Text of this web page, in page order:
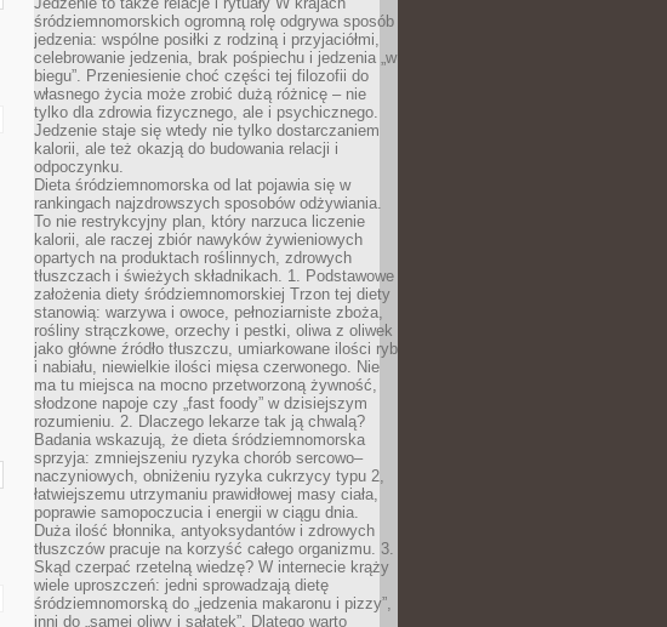
śródziemnomorskich ogromną rolę odgrywa sposób
jedzenia: wspólne posiłki z rodziną i przyjaciółmi,
celebrowanie jedzenia, brak pośpiechu i jedzenia „w
biegu”. Przeniesienie choć części tej filozofii do
własnego życia może zrobić dużą różnicę – nie
tylko dla zdrowia fizycznego, ale i psychicznego.
Jedzenie staje się wtedy nie tylko dostarczaniem
kalorii, ale też okazją do budowania relacji i
odpoczynku.
Dieta śródziemnomorska od lat pojawia się w
rankingach najzdrowszych sposobów odżywiania.
To nie restrykcyjny plan, który narzuca liczenie
kalorii, ale raczej zbiór nawyków żywieniowych
opartych na produktach roślinnych, zdrowych
tłuszczach i świeżych składnikach. 1. Podstawowe
założenia diety śródziemnomorskiej Trzon tej diety
stanowią: warzywa i owoce, pełnoziarniste zboża,
rośliny strączkowe, orzechy i pestki, oliwa z oliwek
jako główne źródło tłuszczu, umiarkowane ilości ryb
i nabiału, niewielkie ilości mięsa czerwonego. Nie
ma tu miejsca na mocno przetworzoną żywność,
słodzone napoje czy „fast foody” w dzisiejszym
rozumieniu. 2. Dlaczego lekarze tak ją chwalą?
Badania wskazują, że dieta śródziemnomorska
sprzyja: zmniejszeniu ryzyka chorób sercowo–
naczyniowych, obniżeniu ryzyka cukrzycy typu 2,
łatwiejszemu utrzymaniu prawidłowej masy ciała,
poprawie samopoczucia i energii w ciągu dnia.
Duża ilość błonnika, antyoksydantów i zdrowych
tłuszczów pracuje na korzyść całego organizmu. 3.
Skąd czerpać rzetelną wiedzę? W internecie krąży
wiele uproszczeń: jedni sprowadzają dietę
śródziemnomorską do „jedzenia makaronu i pizzy”,
inni do „samej oliwy i sałatek”. Dlatego warto